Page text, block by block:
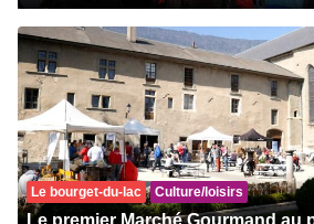
Le bourget-du-lac Culture/loisirs
Le premier Marché Gourmand au